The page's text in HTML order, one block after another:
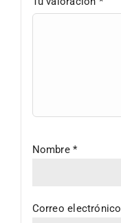
Nombre*
Correo electrónico